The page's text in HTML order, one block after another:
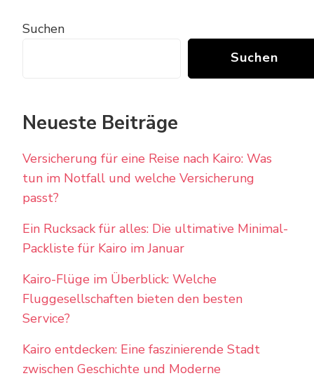
Suchen
Suchen
Neueste Beiträge
Versicherung für eine Reise nach Kairo: Was
tun im Notfall und welche Versicherung
passt?
Ein Rucksack für alles: Die ultimative Minimal-
Packliste für Kairo im Januar
Kairo-Flüge im Überblick: Welche
Fluggesellschaften bieten den besten
Service?
Kairo entdecken: Eine faszinierende Stadt
zwischen Geschichte und Moderne